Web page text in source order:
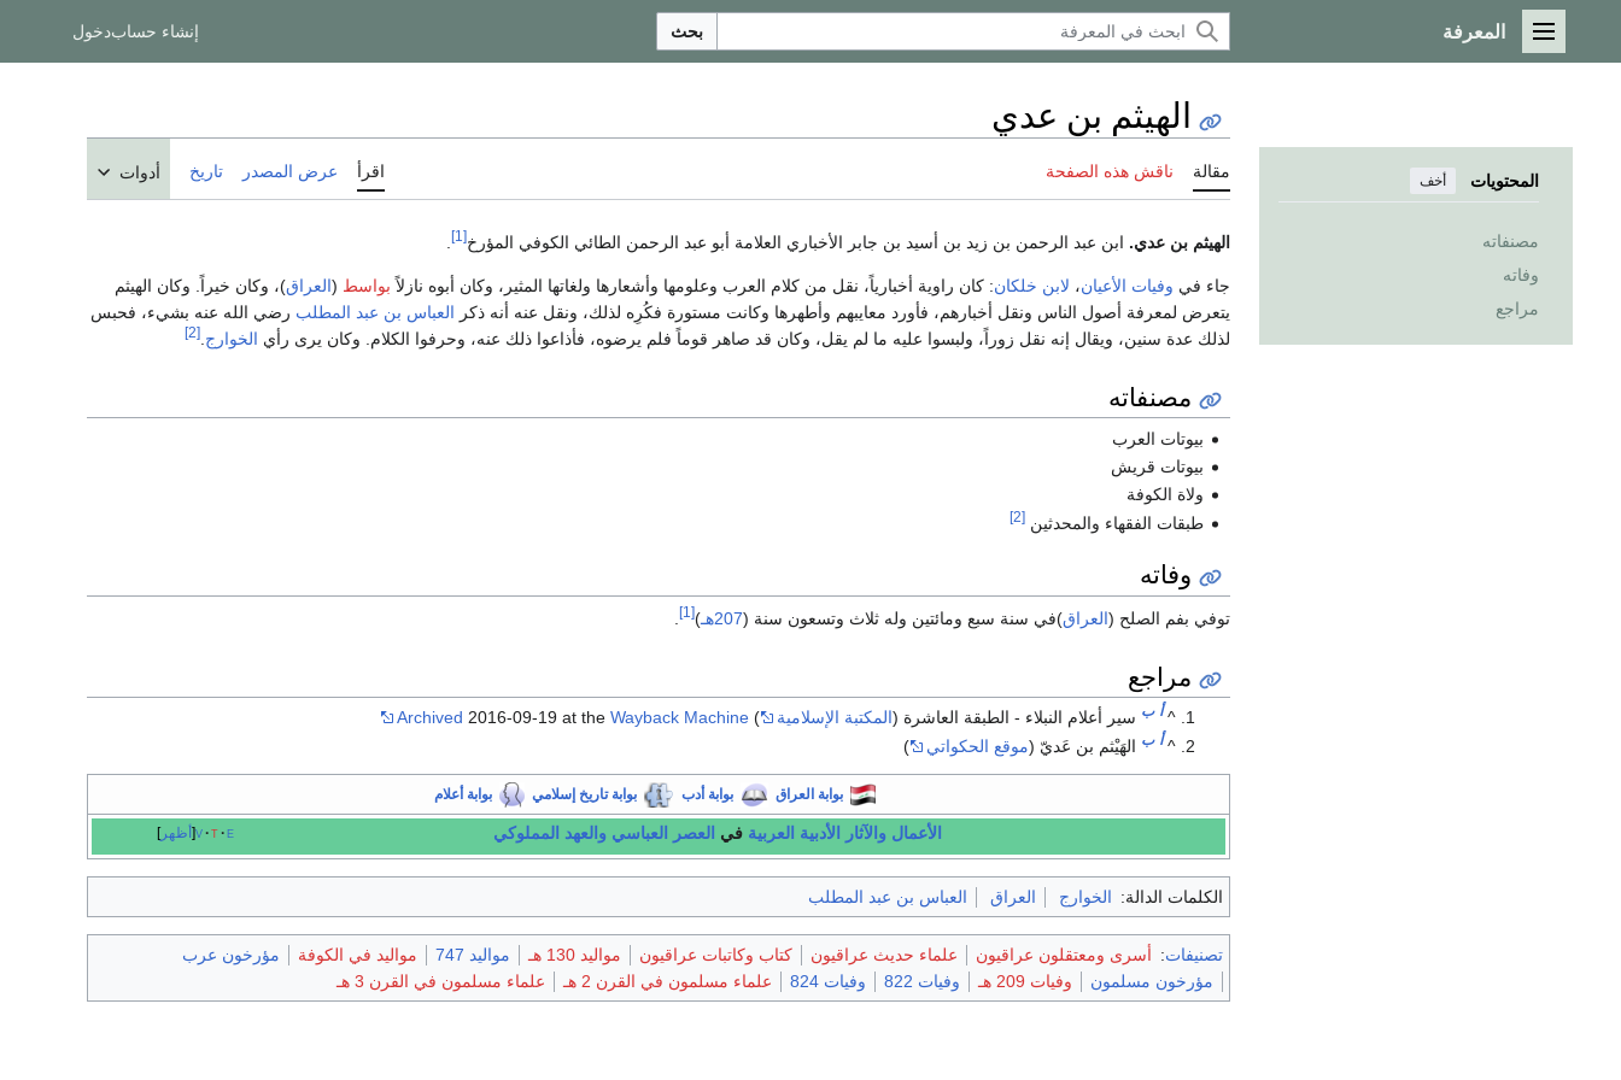
القائمة الرئيسية
المعرفة بحث إنشاء حسابدخول
المحتويات أخف
مصنفاته
وفاته
مراجع
الهيثم بن عدي
مقالة ناقش هذه الصفحة اقرأ عرض المصدر تاريخ أدوات
الهيثم بن عدي. ابن عبد الرحمن بن زيد بن أسيد بن جابر الأخباري العلامة أبو عبد الرحمن الطائي الكوفي المؤرخ[1]
جاء في وفيات الأعيان، لابن خلكان: كان راوية أخبارياً، نقل من كلام العرب وعلومها وأشعارها ولغاتها المثير، وكان أبوه نازلاً بواسط (العراق)، وكان خيراً. وكان الهيثم
يتعرض لمعرفة أصول الناس ونقل أخبارهم، فأورد معايبهم وأطهرها وكانت مستورة فكُرِه لذلك، ونقل عنه أنه ذكر العباس بن عبد المطلب رضي الله عنه بشيء، فحبس
لذلك عدة سنين، ويقال إنه نقل زوراً، ولبسوا عليه ما لم يقل، وكان قد صاهر قوماً فلم يرضوه، فأذاعوا ذلك عنه، وحرفوا الكلام. وكان يرى رأي الخوارج [2]
مصنفاته
بيوتات العرب
بيوتات قريش
ولاة الكوفة
طبقات الفقهاء والمحدثين[2]
وفاته
توفي بفم الصلح (العراق)في سنة سبع ومائتين وله ثلاث وتسعون سنة (207هـ )
[1]
مراجع
^أ ب سير أعلام النبلاء - الطبقة العاشرة (المكتبة الإسلامية )
Archived 2016-09-19 at theWayback Machine
^أ ب الهَيْثم بن عَديّ (موقع الحكواتي )
بوابة العراق بوابة أدب بوابة تاريخ إسلامي بوابة أعلام
أظهر v t e الأعمال والآثار الأدبية العربية في العصر العباسي والعهد المملوكي
الكلمات الدالة: الخوارج العراق العباس بن عبد المطلب
تصنيفات: أسرى ومعتقلون عراقيون علماء حديث عراقيون كتاب وكاتبات عراقيون مواليد 130 هـ مواليد 747 مواليد في الكوفة
مؤرخون عرب
مؤرخون مسلمون
وفيات 209 هـ وفيات 822 وفيات 824 علماء مسلمون في القرن 2 هـ علماء مسلمون في القرن 3 هـ